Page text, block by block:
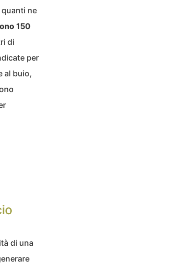
ne
150
di
per
al buio,
di una